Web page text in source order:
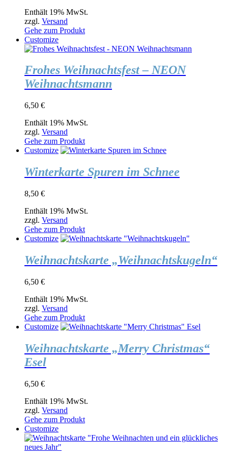
Enthält 19% MwSt.
zzgl. Versand
Gehe zum Produkt
Customize
Frohes Weihnachtsfest – NEON
Weihnachtsmann
6,50 €
Enthält 19% MwSt.
zzgl. Versand
Gehe zum Produkt
Customize
Winterkarte Spuren im Schnee
8,50 €
Enthält 19% MwSt.
zzgl. Versand
Gehe zum Produkt
Customize
Weihnachtskarte „Weihnachtskugeln“
6,50 €
Enthält 19% MwSt.
zzgl. Versand
Gehe zum Produkt
Customize
Weihnachtskarte „Merry Christmas“
Esel
6,50 €
Enthält 19% MwSt.
zzgl. Versand
Gehe zum Produkt
Customize